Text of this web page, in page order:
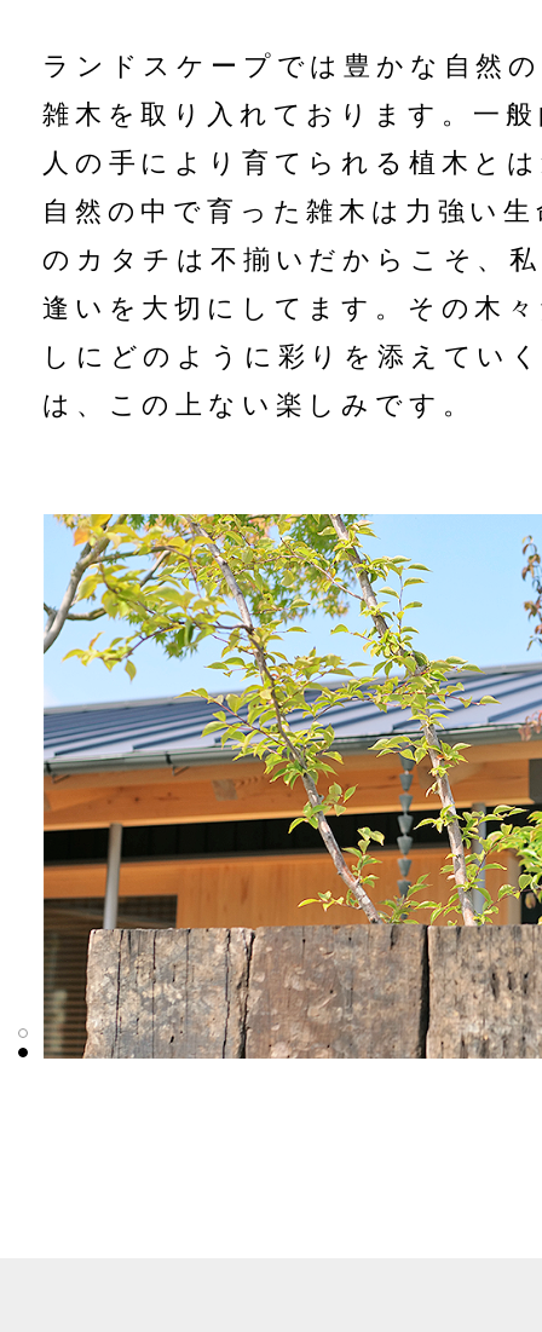
ランドスケープでは豊かな自然
雑木を取り入れております。 一
人の手により育てられる植木と
自然の中で育った雑木は力強い
のカタチは不揃いだからこそ、
逢いを大切にしてます。 その木
しにどのように彩りを添えてい
は、この上ない楽しみです。